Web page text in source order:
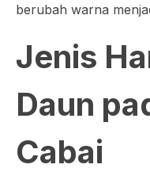
berubah warna
Jenis
Daun
Cabai